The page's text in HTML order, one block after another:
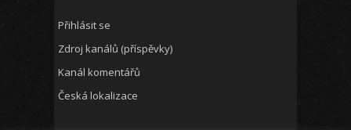
Přihlásit se
Zdroj kanálů (příspěvky)
Kanál komentářů
Česká lokalizace